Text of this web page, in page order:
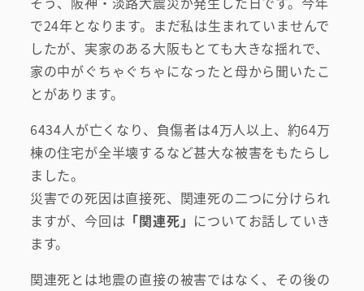
で24年となります。まだ私は生まれていませんで
したが、実家のある大阪もとても大きな揺れで、
家の中がぐちゃぐちゃになったと母から聞いたこ
とがあります。
6434人が亡くなり、負傷者は4万人以上、約64万
棟の住宅が全半壊するなど甚大な被害をもたらし
ました。
災害での死因は直接死、関連死の二つに分けられ
ますが、今回は 「関連死」 についてお話していき
ます。
関連死とは地震の直接の被害ではなく、その後の